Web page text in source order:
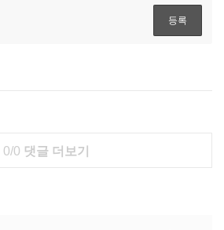
0/0 댓글 더보기